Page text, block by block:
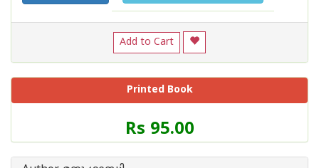
Add to Cart
Printed Book
Price
of
Rs 95.00